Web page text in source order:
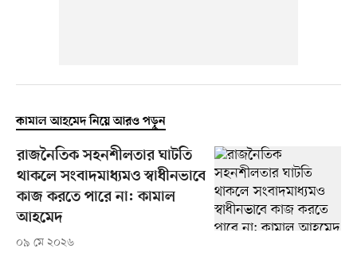
কামাল আহমেদ নিয়ে আরও পড়ুন
রাজনৈতিক সহনশীলতার ঘাটতি
থাকলে সংবাদমাধ্যমও স্বাধীনভাবে
কাজ করতে পারে না: কামাল
আহমেদ
০৯ মে ২০২৬